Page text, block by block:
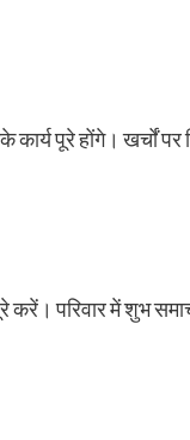
पूरे होंगे। खर्चों
परिवार में शुभ